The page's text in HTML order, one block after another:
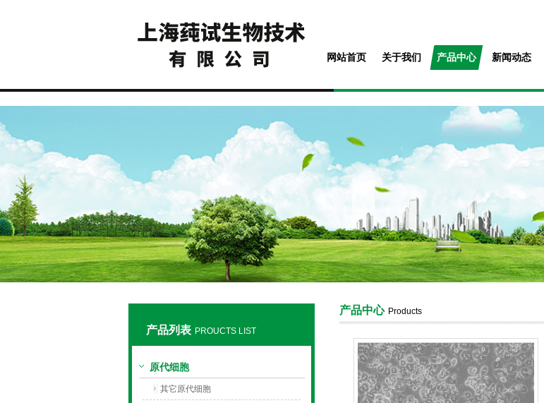
网站首页 关于我们 产品中心 新闻动态
产品列表 PROUCTS LIST
原代细胞
其它原代细胞
产品中心 Products